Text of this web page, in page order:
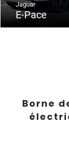
Jaguar
E-Pace
Borne